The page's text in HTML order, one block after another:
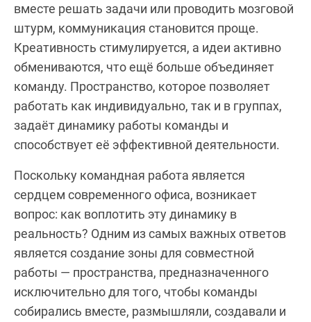
вместе решать задачи или проводить мозговой
штурм, коммуникация становится проще.
Креативность стимулируется, а идеи активно
обмениваются, что ещё больше объединяет
команду. Пространство, которое позволяет
работать как индивидуально, так и в группах,
задаёт динамику работы команды и
способствует её эффективной деятельности.
Поскольку командная работа является
сердцем современного офиса, возникает
вопрос: как воплотить эту динамику в
реальность? Одним из самых важных ответов
является создание зоны для совместной
работы — пространства, предназначенного
исключительно для того, чтобы команды
собирались вместе, размышляли, создавали и